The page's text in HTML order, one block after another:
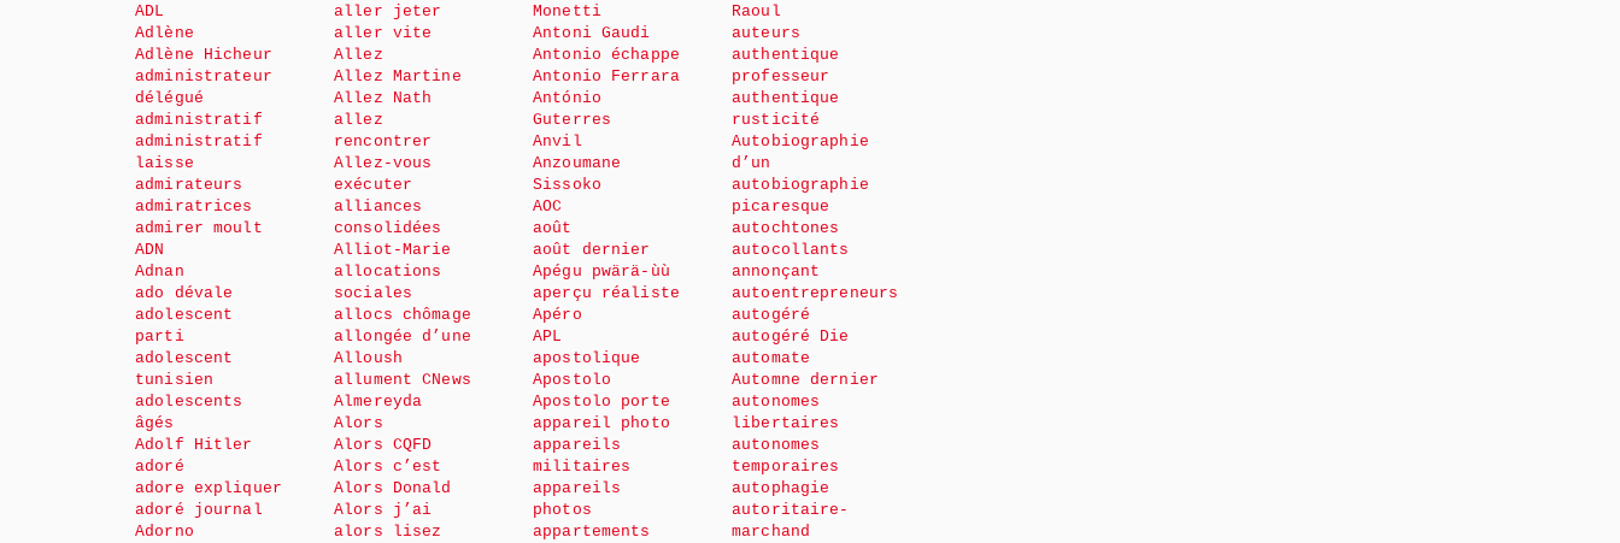
ADL
Adlène
Adlène Hicheur
administrateur
délégué
administratif
administratif
laisse
admirateurs
admiratrices
admirer moult
ADN
Adnan
ado dévale
adolescent
parti
adolescent
tunisien
adolescents
âgés
Adolf Hitler
adoré
adore expliquer
adoré journal
Adorno
aller jeter
aller vite
Allez
Allez Martine
Allez Nath
allez
rencontrer
Allez-vous
exécuter
alliances
consolidées
Alliot-Marie
allocations
sociales
allocs chômage
allongée d’une
Alloush
allument CNews
Almereyda
Alors
Alors CQFD
Alors c’est
Alors Donald
Alors j’ai
alors lisez
Monetti
Antoni Gaudi
Antonio échappe
Antonio Ferrara
António
Guterres
Anvil
Anzoumane
Sissoko
AOC
août
août dernier
Apégu pwärä-ùù
aperçu réaliste
Apéro
APL
apostolique
Apostolo
Apostolo porte
appareil photo
appareils
militaires
appareils
photos
appartements
Raoul
auteurs
authentique
professeur
authentique
rusticité
Autobiographie
d’un
autobiographie
picaresque
autochtones
autocollants
annonçant
autoentrepreneurs
autogéré
autogéré Die
automate
Automne dernier
autonomes
libertaires
autonomes
temporaires
autophagie
autoritaire-
marchand